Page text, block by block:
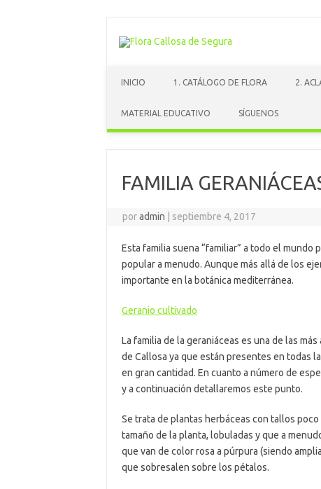
contenido
INICIO 1. CATÁLOGO DE FLORA 2.
MATERIAL EDUCATIVO SÍGUENOS
FAMILIA
poradmin septiembre 4, 2017
Esta familia suena “familiar” a todo el
popular a menudo. Aunque más allá de los
importante en la botánica mediterránea.
Geranio cultivado
La familia de la geraniáceas es una de las
de Callosa ya que están presentes en todas
en gran cantidad. En cuanto a número de
y a continuación detallaremos este punto.
Se trata de plantas herbáceas con tallos
tamaño de la planta, lobuladas y que a
que van de color rosa a púrpura (siendo
que sobresalen sobre los pétalos.